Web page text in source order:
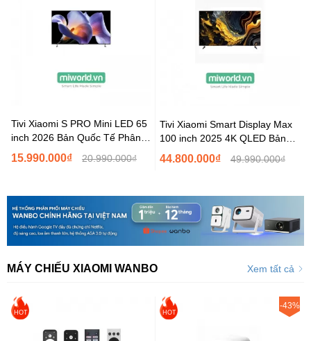
Tivi Xiaomi S PRO Mini LED 65
inch 2026 Bản Quốc Tế Phân
Phối...
15.990.000₫ 20.990.000₫
Tivi Xiaomi Smart Display Max
100 inch 2025 4K QLED Bản
Quốc Tế Hàng...
44.800.000₫ 49.990.000₫
MÁY CHIẾU XIAOMI WANBO Xem tất cả
HOT HOT
-43%